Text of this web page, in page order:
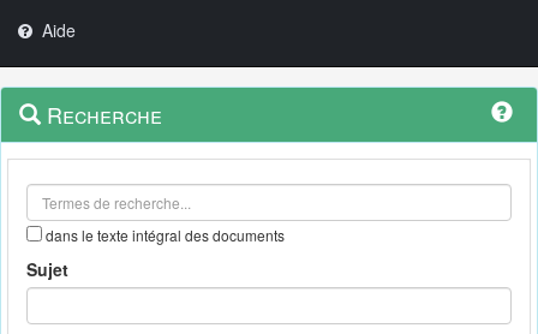
Aide
Navigation
outils
Menu
contextuel
Recherche
dans le texte intégral des documents
Sujet